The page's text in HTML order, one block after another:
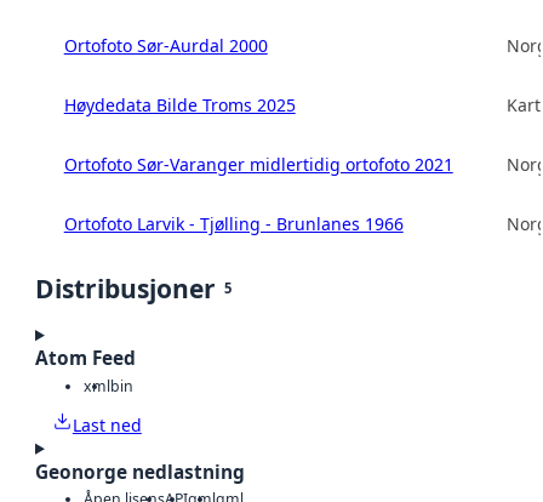
Ortofoto Sør-Aurdal 2000
Høydedata Bilde Troms 2025
Ortofoto Sør-Varanger midlertidig ortofoto 2021
Ortofoto Larvik - Tjølling - Brunlanes 1966
Distribusjoner 5
Atom Feed
xmlbin
Last ned
Geonorge nedlastning